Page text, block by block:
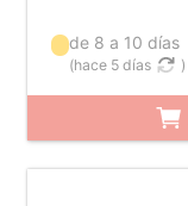
de 8 a 10 días
(hace 5 días )